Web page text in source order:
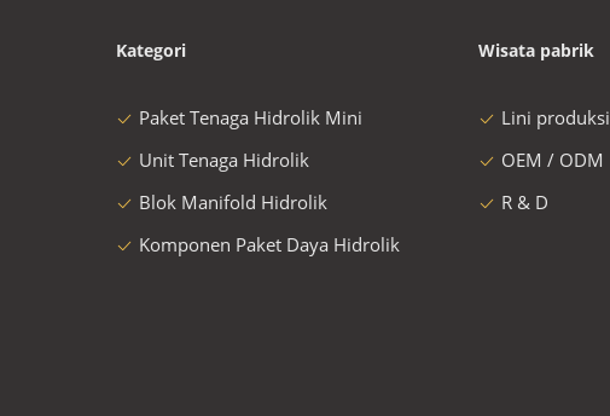
Kategori
Paket Tenaga Hidrolik Mini
Unit Tenaga Hidrolik
Blok Manifold Hidrolik
Komponen Paket Daya Hidrolik
Wisata pabrik
Lini produksi
OEM / ODM
R & D